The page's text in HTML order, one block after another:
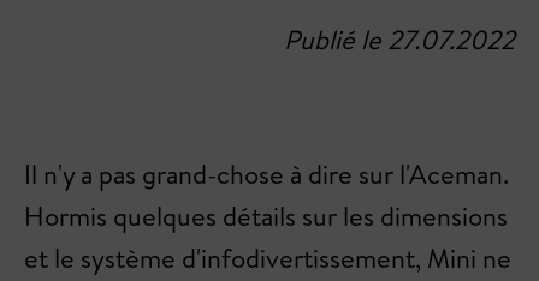
Publié le 27.07.2022
Il n'y a pas grand-chose à dire sur l'Aceman.
Hormis quelques détails sur les dimensions
et le système d'infodivertissement, Mini ne